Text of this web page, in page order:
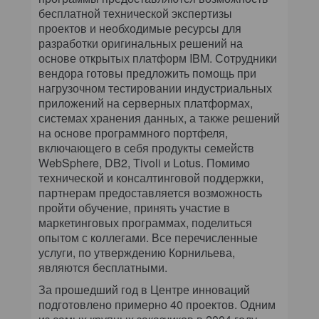
бесплатной технической экспертизы
проектов и необходимые ресурсы для
разработки оригинальных решений на
основе открытых платформ IBM. Сотрудники
вендора готовы предложить помощь при
нагрузочном тестировании индустриальных
приложений на серверных платформах,
системах хранения данных, а также решений
на основе программного портфеля,
включающего в себя продукты семейств
WebSphere, DB2, Tivoli и Lotus. Помимо
технической и консалтинговой поддержки,
партнерам предоставляется возможность
пройти обучение, принять участие в
маркетинговых программах, поделиться
опытом с коллегами. Все перечисленные
услуги, по утверждению Корнильева,
являются бесплатными.
За прошедший год в Центре инноваций
подготовлено примерно 40 проектов. Одним